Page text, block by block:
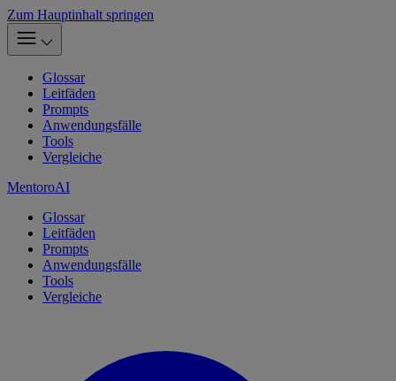
Zum Hauptinhalt springen
Glossar
Leitfäden
Prompts
Anwendungsfälle
Tools
Vergleiche
MentoroAI
Glossar
Leitfäden
Prompts
Anwendungsfälle
Tools
Vergleiche